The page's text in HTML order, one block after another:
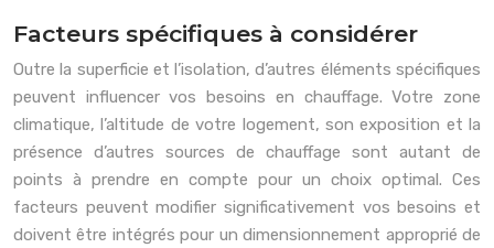
Facteurs spécifiques à considérer
Outre la superficie et l’isolation, d’autres éléments spécifiques
peuvent influencer vos besoins en chauffage. Votre zone
climatique, l’altitude de votre logement, son exposition et la
présence d’autres sources de chauffage sont autant de
points à prendre en compte pour un choix optimal. Ces
facteurs peuvent modifier significativement vos besoins et
doivent être intégrés pour un dimensionnement approprié de